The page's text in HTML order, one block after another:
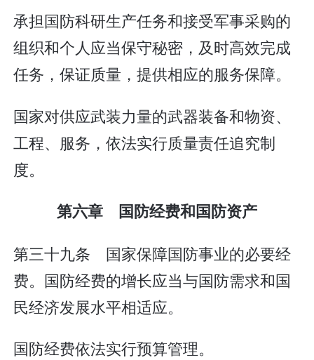
承担国防科研生产任务和接受军事采购的
组织和个人应当保守秘密，及时高效完成
任务，保证质量，提供相应的服务保障。
国家对供应武装力量的武器装备和物资、
工程、服务，依法实行质量责任追究制
度。
第六章 国防经费和国防资产
第三十九条 国家保障国防事业的必要经
费。国防经费的增长应当与国防需求和国
民经济发展水平相适应。
国防经费依法实行预算管理。